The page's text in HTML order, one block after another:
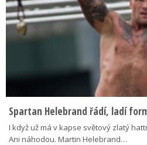
Spartan Helebrand řádí, ladí
I když už má v kapse světový zlatý
Ani náhodou. Martin Helebrand…